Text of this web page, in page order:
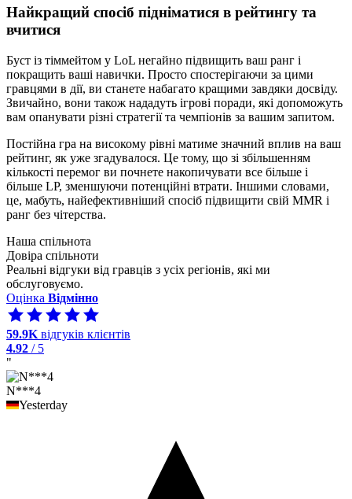
Найкращий спосіб підніматися в рейтингу та
вчитися
Буст із тіммейтом у LoL негайно підвищить ваш ранг і
покращить ваші навички. Просто спостерігаючи за цими
гравцями в дії, ви станете набагато кращими завдяки досвіду.
Звичайно, вони також нададуть ігрові поради, які допоможуть
вам опанувати різні стратегії та чемпіонів за вашим запитом.
Постійна гра на високому рівні матиме значний вплив на ваш
рейтинг, як уже згадувалося. Це тому, що зі збільшенням
кількості перемог ви почнете накопичувати все більше і
більше LP, зменшуючи потенційні втрати. Іншими словами,
це, мабуть, найефективніший спосіб підвищити свій MMR і
ранг без чітерства.
Наша спільнота
Довіра спільноти
Реальні відгуки від гравців з усіх регіонів, які ми
обслуговуємо.
Оцінка Відмінно
59.9K відгуків клієнтів
4.92 / 5
"
N***4
Yesterday